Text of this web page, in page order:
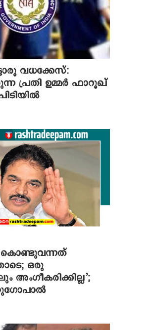
വധക്കേസ്:
പ്രതി ഉമ്മർ ഫാറൂഖ്
കൊണ്ടുവന്നത്
ഒരു